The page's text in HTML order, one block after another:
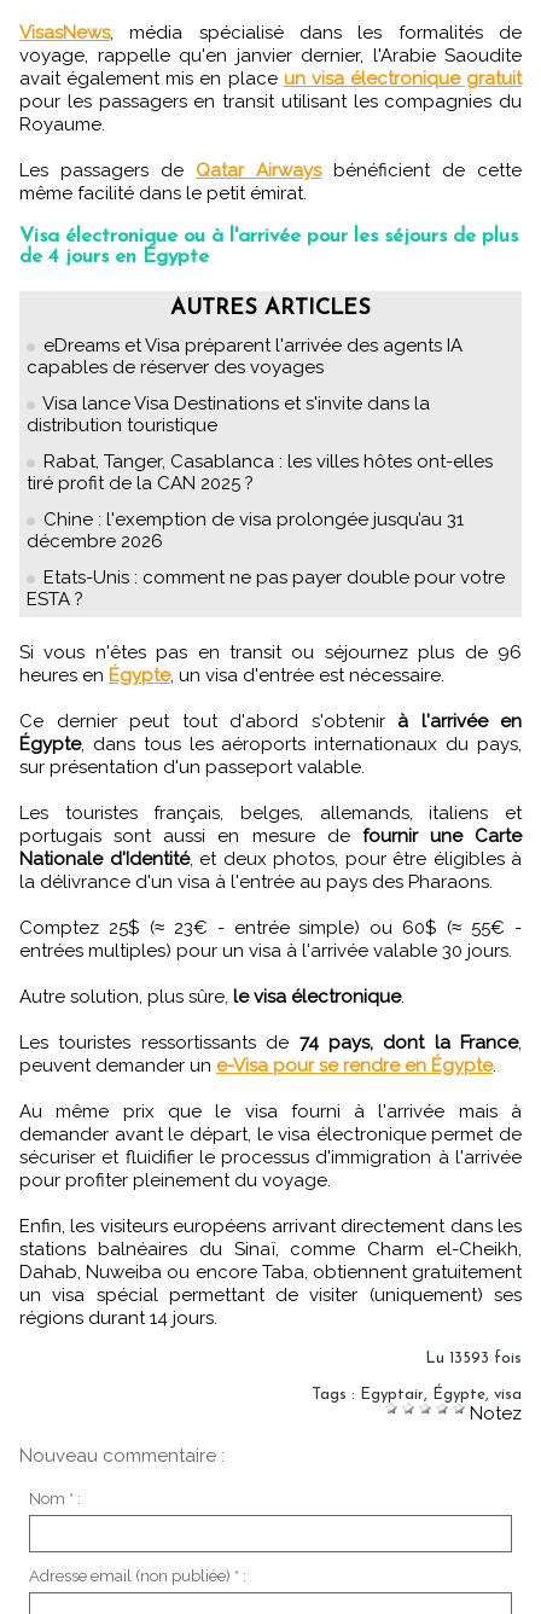
VisasNews, média spécialisé dans les formalités de
voyage, rappelle qu'en janvier dernier, l'Arabie Saoudite
avait également mis en place un visa électronique gratuit
pour les passagers en transit utilisant les compagnies du
Royaume.
Les passagers de Qatar Airwaysbénéficient de cette
même facilité dans le petit émirat.
Visa électronique ou à l'arrivée pour les séjours de plus
de 4 jours en Égypte
AUTRES ARTICLES
eDreams et Visa préparent l'arrivée des agents IA
capables de réserver des voyages
Visa lance Visa Destinations et s'invite dans la
distribution touristique
Rabat, Tanger, Casablanca : les villes hôtes ont-elles
tiré profit de la CAN 2025 ?
Chine : l'exemption de visa prolongée jusqu’au 31
décembre 2026
Etats-Unis : comment ne pas payer double pour votre
ESTA ?
Si vous n'êtes pas en transit ou séjournez plus de 96
heures en Égypte, un visa d'entrée est nécessaire.
Ce dernier peut tout d'abord s'obtenir à l'arrivée en
Égypte, dans tous les aéroports internationaux du pays,
sur présentation d'un passeport valable.
Les touristes français, belges, allemands, italiens et
portugais sont aussi en mesure de fournir une Carte
Nationale d'Identité, et deux photos, pour être éligibles à
la délivrance d'un visa à l'entrée au pays des Pharaons.
Comptez 25$ (≈ 23€ - entrée simple) ou 60$ (≈ 55€ -
entrées multiples) pour un visa à l'arrivée valable 30 jours.
Autre solution, plus sûre, le visa électronique.
Les touristes ressortissants de 74 pays, dont la France,
peuvent demander un e-Visa pour se rendre en Égypte.
Au même prix que le visa fourni à l'arrivée mais à
demander avant le départ, le visa électronique permet de
sécuriser et fluidifier le processus d'immigration à l'arrivée
pour profiter pleinement du voyage.
Enfin, les visiteurs européens arrivant directement dans les
stations balnéaires du Sinaï, comme Charm el-Cheikh,
Dahab, Nuweiba ou encore Taba, obtiennent gratuitement
un visa spécial permettant de visiter (uniquement) ses
régions durant 14 jours.
Lu 13593 fois
Tags : Egyptair, Égypte, visa
Notez
Nouveau commentaire :
Nom * :
Adresse email (non publiée) * :